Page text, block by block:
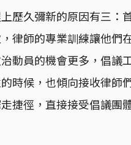
歷久彌新的原因有三：
律師的專業訓練讓他們
動員的機會更多，倡議
時候，也傾向接收律師
捷徑，直接接受倡議團